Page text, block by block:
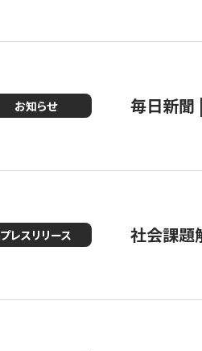
お知らせ 毎日新聞
プレスリリース 社会課題